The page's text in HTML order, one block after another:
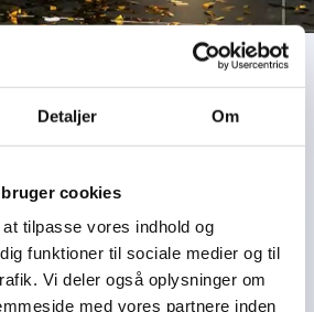
Detaljer Om
cookies
tilpasse vores indhold og
funktioner til sociale medier og til
Vi deler også oplysninger om
med vores partnere inden
FRIDAY vinder
Award
med reklamefilm produceret af
om endnu en butiksåbning i